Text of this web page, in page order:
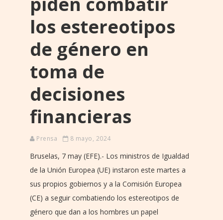
los estereotipos
de género en
toma de
decisiones
financieras
Prensa 8 mayo, 2024
Bruselas, 7 may (EFE).- Los ministros de Igualdad
de la Unión Europea (UE) instaron este martes a
sus propios gobiernos y a la Comisión Europea
(CE) a seguir combatiendo los estereotipos de
género que dan a los hombres un papel